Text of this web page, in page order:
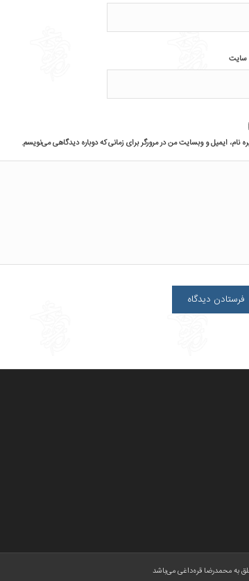
نام، ایمیل و وبسایت من در مرورگر برای زمانی که دوباره دیدگاهی می‌نویسم.
به محمدرضا قره‌داغی می‌باشد